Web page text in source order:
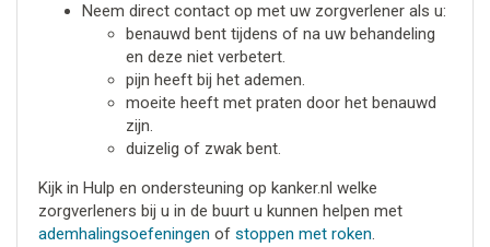
Neem direct contact op met uw zorgverlener als u:
benauwd bent tijdens of na uw behandeling
en deze niet verbetert.
pijn heeft bij het ademen.
moeite heeft met praten door het benauwd
zijn.
duizelig of zwak bent.
Kijk in Hulp en ondersteuning op kanker.nl welke
zorgverleners bij u in de buurt u kunnen helpen met
ademhalingsoefeningen of stoppen met roken.